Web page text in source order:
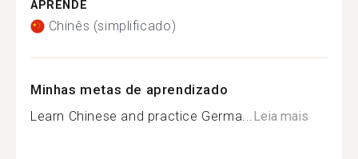
APRENDE
Chinês (simplificado)
Minhas metas de aprendizado
Learn Chinese and practice Germa...Leia mais